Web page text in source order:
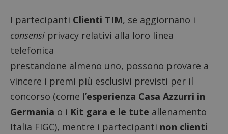
I partecipanti Clienti TIM, se aggiornano i
consensi privacy relativi alla loro linea
telefonica
prestandone almeno uno, possono provare a
vincere i premi più esclusivi previsti per il
concorso (come l’esperienza Casa Azzurri in
Germania o i Kit gara e le tute allenamento
Italia FIGC), mentre i partecipanti non clienti